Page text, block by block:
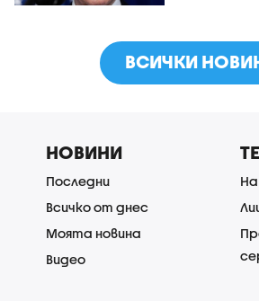
ВСИЧКИ
НОВИНИ
Последни
Всичко от днес
Моята новина
Видео